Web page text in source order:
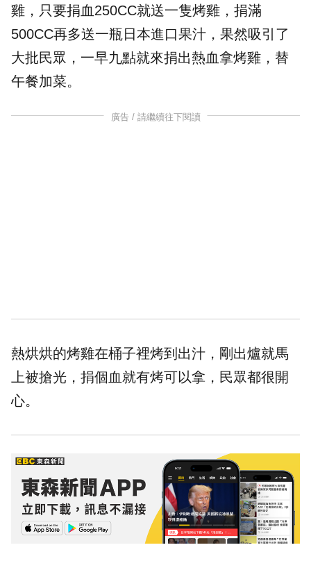
雞 ，只要捐血250CC就送一隻烤雞，捐滿
500CC再多送一瓶日本進口果汁 ，果然吸引了
大批民眾，一早九點就來捐出熱血拿烤雞，替
午餐加菜。
廣告 / 請繼續往下閱讀
熱烘烘的烤雞在桶子裡烤到出汁，剛出爐就馬
上被搶光，捐個血就有烤可以拿，民眾都很開
心。